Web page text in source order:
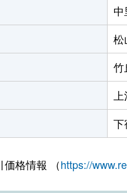
中
松
竹
下
格情報 （https://